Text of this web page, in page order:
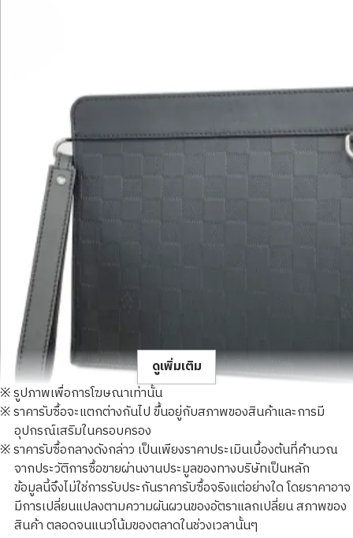
Louis Vuitton Damier Infini Onyx
ราคารับซื้ออ้างอิง
THB 17,368.36
ดูเพิ่มเติม
※ รูปภาพเพื่อการโฆษณาเท่านั้น
※ ราคารับซื้อจะแตกต่างกันไป ขึ้นอยู่กับสภาพของสินค้าและการมี
อุปกรณ์เสริมในครอบครอง
※ ราคารับซื้อกลางดังกล่าว เป็นเพียงราคาประเมินเบื้องต้นที่คำนวณ
จากประวัติการซื้อขายผ่านงานประมูลของทางบริษัทเป็นหลัก
ข้อมูลนี้จึงไม่ใช่การรับประกันราคารับซื้อจริงแต่อย่างใด โดยราคาอาจ
มีการเปลี่ยนแปลงตามความผันผวนของอัตราแลกเปลี่ยน สภาพของ
สินค้า ตลอดจนแนวโน้มของตลาดในช่วงเวลานั้นๆ